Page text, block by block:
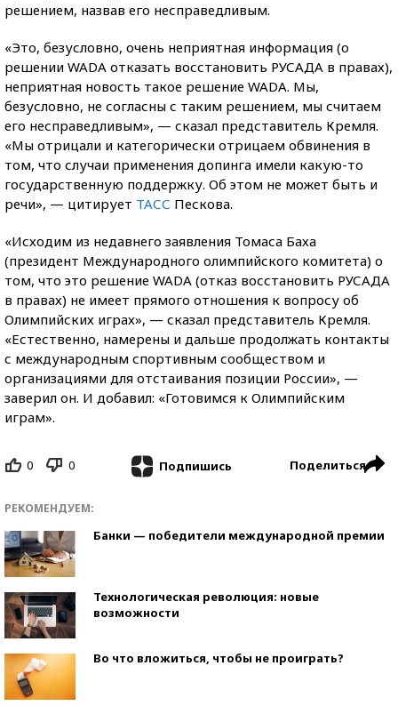
решением, назвав его несправедливым.
«Это, безусловно, очень неприятная информация (о
решении WADA отказать восстановить РУСАДА в правах),
неприятная новость такое решение WADA. Мы,
безусловно, не согласны с таким решением, мы считаем
его несправедливым», — сказал представитель Кремля.
«Мы отрицали и категорически отрицаем обвинения в
том, что случаи применения допинга имели какую-то
государственную поддержку. Об этом не может быть и
речи», — цитирует ТАСС Пескова.
«Исходим из недавнего заявления Томаса Баха
(президент Международного олимпийского комитета) о
том, что это решение WADA (отказ восстановить РУСАДА
в правах) не имеет прямого отношения к вопросу об
Олимпийских играх», — сказал представитель Кремля.
«Естественно, намерены и дальше продолжать контакты
с международным спортивным сообществом и
организациями для отстаивания позиции России», —
заверил он. И добавил: «Готовимся к Олимпийским
играм».
0 0 Подпишись Поделиться
РЕКОМЕНДУЕМ:
Банки — победители международной премии
Технологическая революция: новые
возможности
Во что вложиться, чтобы не проиграть?